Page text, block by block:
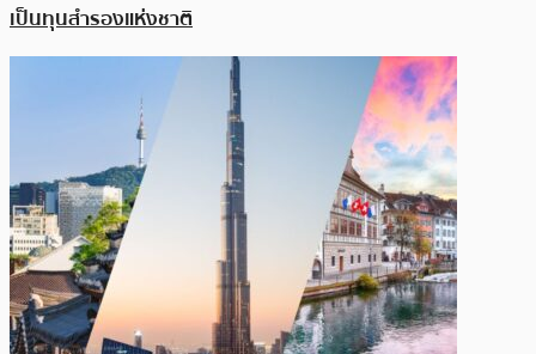
เป็นทุนสำรองแห่งชาติ